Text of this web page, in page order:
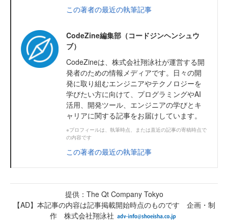
この著者の最近の執筆記事
CodeZine編集部（コードジンヘンシュウ
ブ）
CodeZineは、株式会社翔泳社が運営する開
発者のための情報メディアです。日々の開
発に取り組むエンジニアやテクノロジーを
学びたい方に向けて、プログラミングやAI
活用、開発ツール、エンジニアの学びとキ
ャリアに関する記事をお届けしています。
※プロフィールは、執筆時点、または直近の記事の寄稿時点で
の内容です
この著者の最近の執筆記事
提供：The Qt Company Tokyo
【AD】本記事の内容は記事掲載開始時点のものです 企画・制
作 株式会社翔泳社